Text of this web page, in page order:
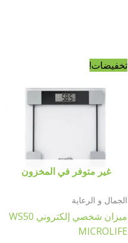
تخفيضات!
غير متوفر في المخزون
الجمال و الرعاية
ميزان شخصي إلكتروني WS50
MICROLIFE
4٬500٫00 د.ج.